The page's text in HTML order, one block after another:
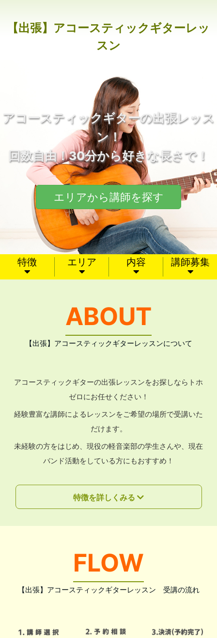
【出張】アコースティックギターレッ
スン
アコースティックギターの出張レッス
ン！
回数自由！30分から好きな長さで！
エリアから講師を探す
特徴 エリア 内容 講師募集
【出張】アコースティックギターレッスンについて
ABOUT
アコースティックギターの出張レッスンをお探しならトホ
ゼロにお任せください！
経験豊富な講師によるレッスンをご希望の場所で受講いた
だけます。
未経験の方をはじめ、現役の軽音楽部の学生さんや、現在
バンド活動をしている方にもおすすめ！
特徴を詳しくみる
【出張】アコースティックギターレッスン 受講の流れ
FLOW